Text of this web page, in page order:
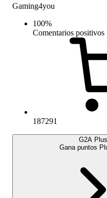
Gaming4you
100%
Comentarios positivos
187291
G2A Plus
Gana puntos